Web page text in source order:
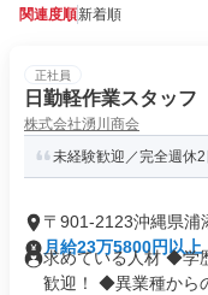
関連度順新着順
正社員
日勤軽作業スタッフ
株式会社湧川商会
未経験歓迎／完全週休
〒901-2123沖縄県浦
月給23万5800円以上
求めている人材 ◆学
歓迎！ ◆異業種から